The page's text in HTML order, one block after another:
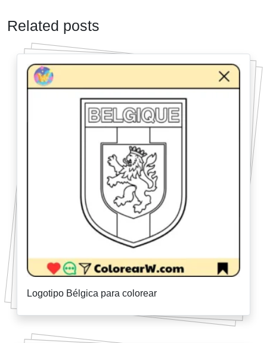
Related posts
Logotipo Bélgica para colorear